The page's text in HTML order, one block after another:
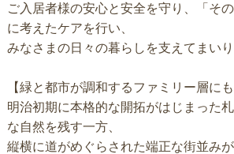
ご入居者様の安心と安全を守り、「そ
に考えたケアを行い、
みなさまの日々の暮らしを支えてまいり
【緑と都市が調和するファミリー層にも
明治初期に本格的な開拓がはじまった
な自然を残す一方、
縦横に道がめぐらされた端正な街並みが